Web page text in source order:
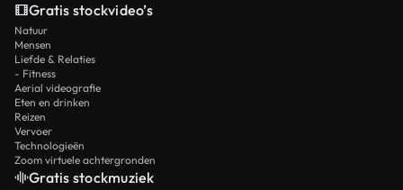
Gratis stockvideo’s
Natuur
Mensen
Liefde & Relaties
- Fitness
Aerial videografie
Eten en drinken
Reizen
Vervoer
Technologieën
Zoom virtuele achtergronden
Gratis stockmuziek